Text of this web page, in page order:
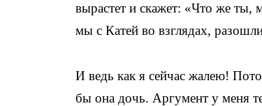
вырастет и скажет: «Что же ты,
мы с Катей во взглядах,
И ведь как я сейчас жалею!
бы она дочь. Аргумент у меня